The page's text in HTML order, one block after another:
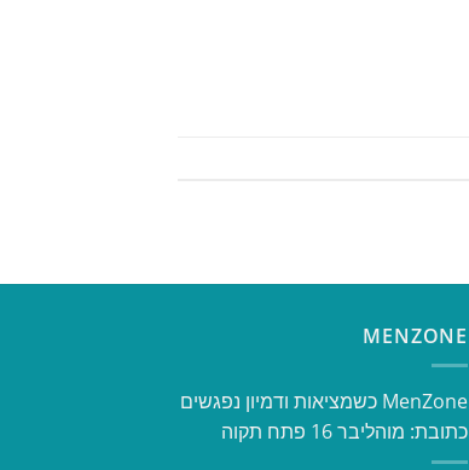
MENZONE
​​MenZone כשמציאות ודמיון נפגשים​
כתובת: מוהליבר 16 פתח תקוה